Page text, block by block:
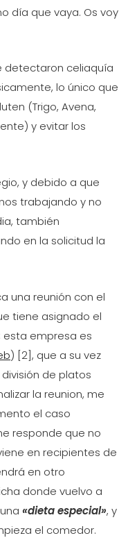
día que vaya. Os voy
detectaron celiaquía
lo único que
(Trigo, Avena,
y evitar los
y debido a que
trabajando y no
también
en la solicitud la
una reunión con el
tiene asignado el
esta empresa es
) [2], que a su vez
de platos
la reunion, me
el caso
responde que no
en recipientes de
en otro
donde vuelvo a
«dieta especial», y
el comedor.